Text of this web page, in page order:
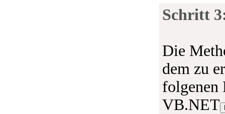
Schritt
Die
dem zu
folgenen
VB.NET